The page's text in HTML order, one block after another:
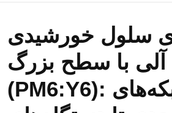
سلول خورشیدی
آلی با سطح بزرگ
(PM6:Y6): از شبکه‌های